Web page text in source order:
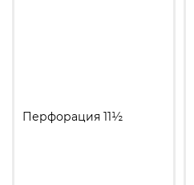
Перфорация 11½